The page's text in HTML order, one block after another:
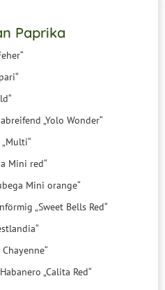
Paprika
„Yolo Wonder“
Mini red“
Mini orange“
„Sweet Bells Red“
„Calita Red“